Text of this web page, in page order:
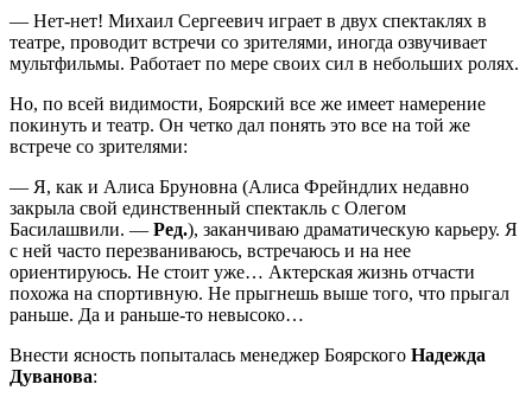
— Нет-нет! Михаил Сергеевич играет в двух спектаклях в
театре, проводит встречи со зрителями, иногда озвучивает
мультфильмы. Работает по мере своих сил в небольших ролях.
Но, по всей видимости, Боярский все же имеет намерение
покинуть и театр. Он четко дал понять это все на той же
встрече со зрителями:
— Я, как и Алиса Бруновна (Алиса Фрейндлих недавно
закрыла свой единственный спектакль с Олегом
Басилашвили. — Ред.), заканчиваю драматическую карьеру. Я
с ней часто перезваниваюсь, встречаюсь и на нее
ориентируюсь. Не стоит уже… Актерская жизнь отчасти
похожа на спортивную. Не прыгнешь выше того, что прыгал
раньше. Да и раньше-то невысоко…
Внести ясность попыталась менеджер Боярского Надежда
Дуванова: